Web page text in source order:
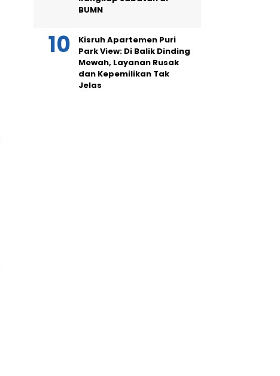
BUMN
Kisruh Apartemen Puri
Park View: Di Balik Dinding
Mewah, Layanan Rusak
dan Kepemilikan Tak
Jelas